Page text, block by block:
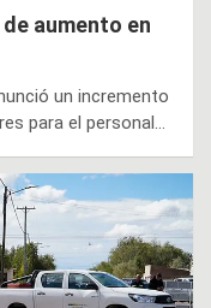
aumento en
un incremento
para el personal…